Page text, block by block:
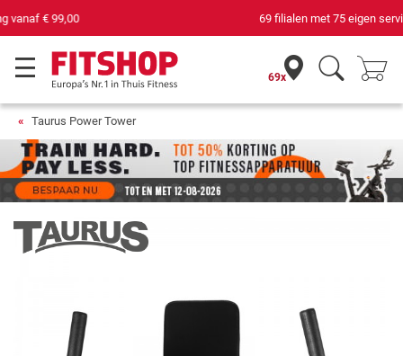
69 filialen met 75 eigen servicemonteurs
69x
Taurus Power Tower